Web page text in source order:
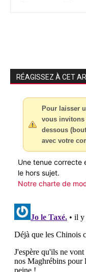
RÉAGISSEZ À CET
Pour laisser
vous invitons
dessous
avec votre
Une tenue correcte
le hors sujet.
Notre charte de